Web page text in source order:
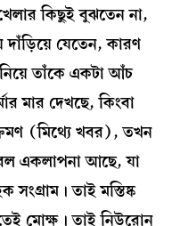
কিছুই বুঝতেন না,
দাঁড়িয়ে যেতেন, কারণ
তাঁকে একটা আঁচ
মার দেখছে, কিংবা
(মিথ্যে খবর), তখন
একলাপনা আছে, যা
তাই মস্তিষ্ক
মোক্ষ। তাই নিউরোন